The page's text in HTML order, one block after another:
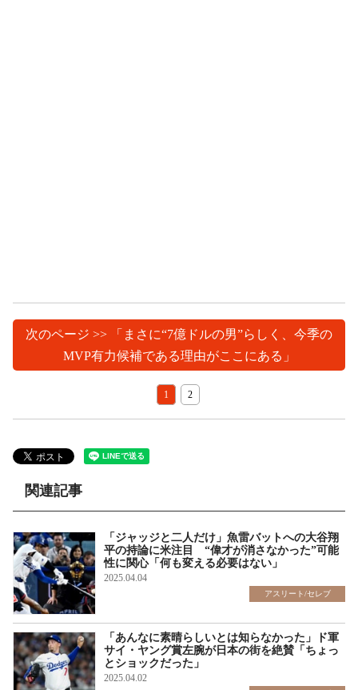
次のページ >> 「まさに“7億ドルの男”らしく、今季の
MVP有力候補である理由がここにある」
1 2
関連記事
「ジャッジと二人だけ」魚雷バットへの大谷翔
平の持論に米注目 “偉才が消さなかった”可能
性に関心「何も変える必要はない」
2025.04.04
アスリート/セレブ
「あんなに素晴らしいとは知らなかった」ド軍
サイ・ヤング賞左腕が日本の街を絶賛「ちょっ
とショックだった」
2025.04.02